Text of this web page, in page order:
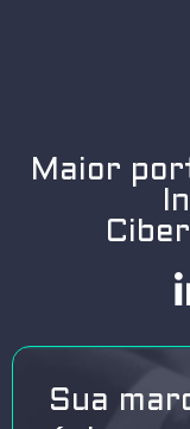
Maior
Sua